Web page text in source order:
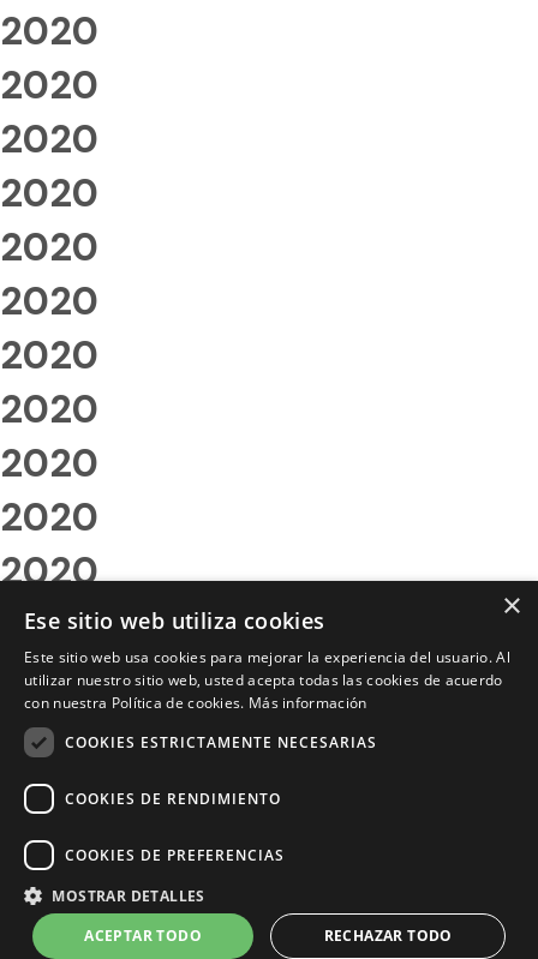
2020
2020
2020
2020
2020
2020
2020
2020
2020
2020
2020
2020
2020
2020
2020
2020
2020
×
Ese sitio web utiliza cookies
Este sitio web usa cookies para mejorar la experiencia del usuario. Al
utilizar nuestro sitio web, usted acepta todas las cookies de acuerdo
con nuestra Política de cookies. Más información
COOKIES ESTRICTAMENTE NECESARIAS
COOKIES DE RENDIMIENTO
COOKIES DE PREFERENCIAS
MOSTRAR DETALLES
ACEPTAR TODO
RECHAZAR TODO